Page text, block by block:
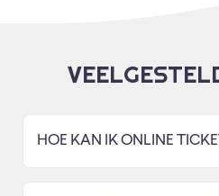
HOE KAN IK ONLINE